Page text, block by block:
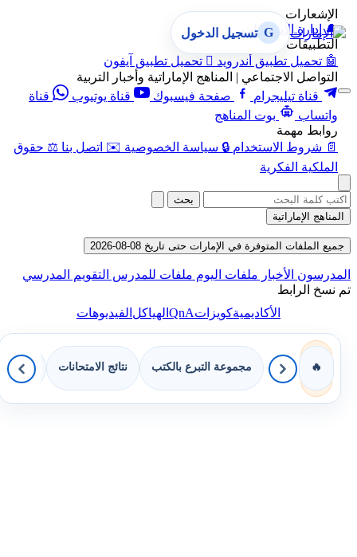
الإشعارات
🔔 إدارة الإشعارات
التطبيقات
🤖 تحميل تطبيق أندرويد  تحميل تطبيق آيفون
التواصل الاجتماعي | المناهج الإماراتية وأخبار التربية
قناة تيليجرام
صفحة فيسبوك قناة يوتيوب
قناة
واتساب
بوت المناهج
روابط مهمة
📄 شروط الاستخدام 🔒 سياسة الخصوصية ✉️ اتصل بنا ⚖️ حقوق
الملكية الفكرية
G تسجيل الدخول
بحث
المناهج الإماراتية
جميع الملفات المتوفرة في الإمارات حتى تاريخ 08-08-2026
المدرسون الأخبار ملفات اليوم ملفات للمدرس التقويم المدرسي
تم نسخ الرابط
الأكاديميةكويزاتQnAالهياكلالفيديوهات
🔥 مجموعة التبرع بالكتب نتائج الامتحانات